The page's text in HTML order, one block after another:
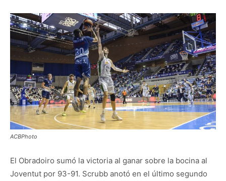
ACBPhoto
El Obradoiro sumó la victoria al ganar sobre la bocina al
Joventut por 93-91. Scrubb anotó en el último segundo